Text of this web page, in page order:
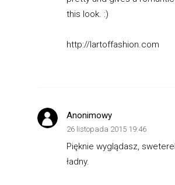
this look. :)
http://lartoffashion.com
Anonimowy
26 listopada 2015 19:46
Pięknie wyglądasz,
ładny.